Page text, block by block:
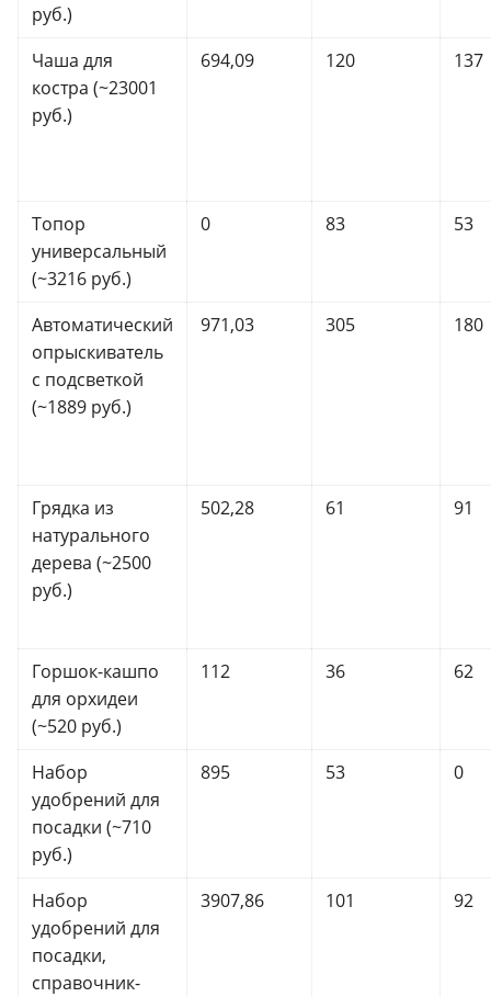
руб.)
Чаша для
костра (~23001
руб.)
694,09 120 137
Топор
универсальный
(~3216 руб.)
0 83 53
Автоматический
опрыскиватель
с подсветкой
(~1889 руб.)
971,03 305 180
Грядка из
натурального
дерева (~2500
руб.)
502,28 61 91
Горшок-кашпо
для орхидеи
(~520 руб.)
112 36 62
Набор
удобрений для
посадки (~710
руб.)
895 53 0
Набор
удобрений для
посадки,
справочник-
3907,86 101 92